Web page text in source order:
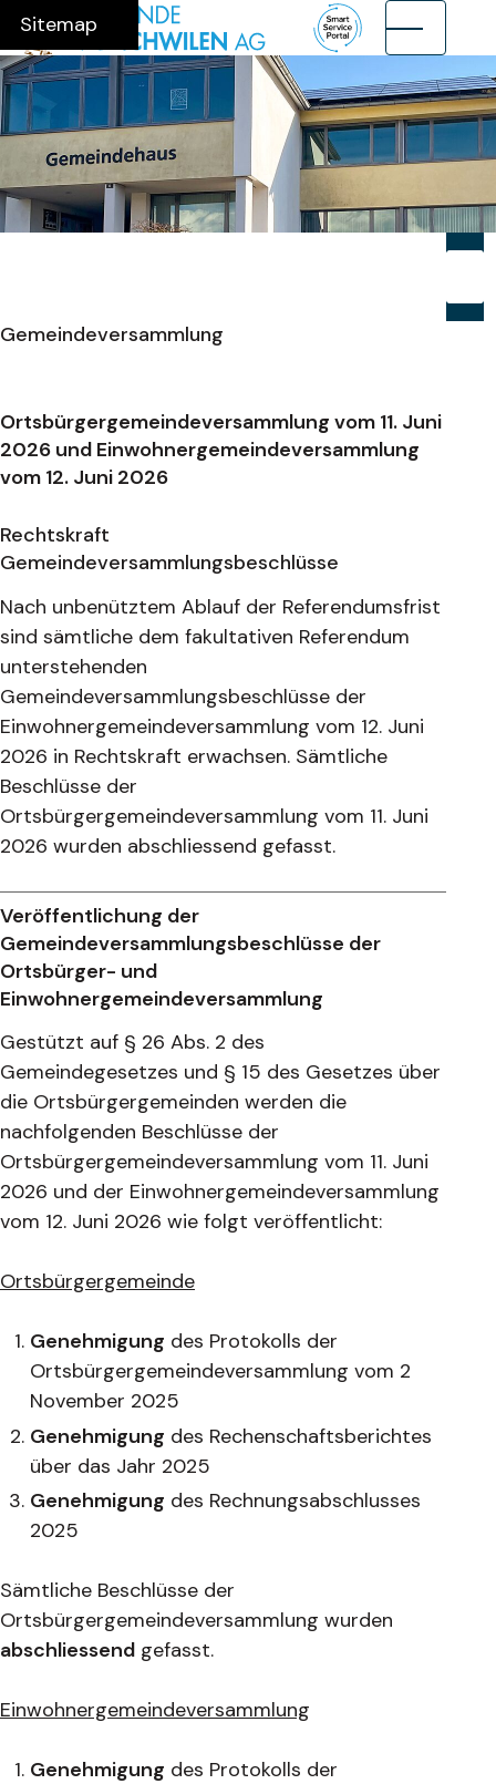
Navigieren in Münchwilen AG
Schnellnavigation
Home
Navigation
Inhalt
Suche
Sitemap
Gemeindeversammlung
Ortsbürgergemeindeversammlung vom 11. Juni
2026 und Einwohnergemeindeversammlung
vom 12. Juni 2026
Rechtskraft
Gemeindeversammlungsbeschlüsse
Nach unbenütztem Ablauf der Referendumsfrist
sind sämtliche dem fakultativen Referendum
unterstehenden
Gemeindeversammlungsbeschlüsse der
Einwohnergemeindeversammlung vom 12. Juni
2026 in Rechtskraft erwachsen. Sämtliche
Beschlüsse der
Ortsbürgergemeindeversammlung vom 11. Juni
2026 wurden abschliessend gefasst.
Veröffentlichung der
Gemeindeversammlungsbeschlüsse der
Ortsbürger- und
Einwohnergemeindeversammlung
Gestützt auf § 26 Abs. 2 des
Gemeindegesetzes und § 15 des Gesetzes über
die Ortsbürgergemeinden werden die
nachfolgenden Beschlüsse der
Ortsbürgergemeindeversammlung vom 11. Juni
2026 und der Einwohnergemeindeversammlung
vom 12. Juni 2026 wie folgt veröffentlicht:
Ortsbürgergemeinde
Genehmigung des Protokolls der
Ortsbürgergemeindeversammlung vom 2
November 2025
Genehmigung des Rechenschaftsberichtes
über das Jahr 2025
Genehmigung des Rechnungsabschlusses
2025
Sämtliche Beschlüsse der
Ortsbürgergemeindeversammlung wurden
abschliessend gefasst.
Einwohnergemeindeversammlung
Genehmigung des Protokolls der